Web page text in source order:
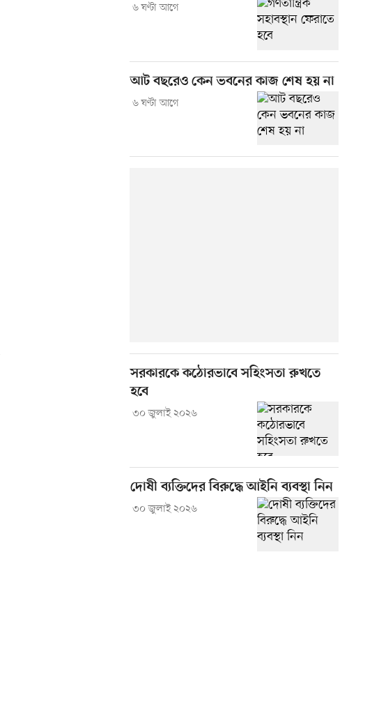
৬ ঘণ্টা আগে
আট বছরেও কেন ভবনের কাজ শেষ হয় না
৬ ঘণ্টা আগে
সরকারকে কঠোরভাবে সহিংসতা রুখতে
হবে
৩০ জুলাই ২০২৬
দোষী ব্যক্তিদের বিরুদ্ধে আইনি ব্যবস্থা নিন
৩০ জুলাই ২০২৬